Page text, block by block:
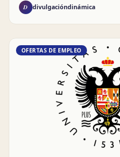
D divulgacióndinámica
OFERTAS DE EMPLEO